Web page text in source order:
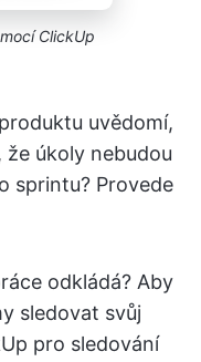
ClickUp
uvědomí,
úkoly nebudou
sprintu? Provede
odkládá? Aby
sledovat svůj
pro sledování